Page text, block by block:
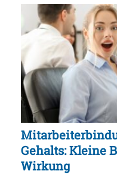
Gehalts: Kleine
Wirkung